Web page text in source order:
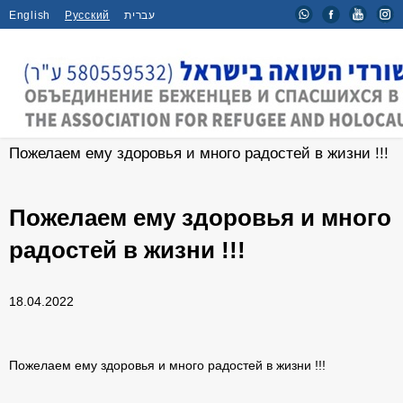
English Русский עברית
Главная / Мероприятия /
Пожелаем ему здоровья и много радостей в жизни !!!
Пожелаем ему здоровья и много
радостей в жизни !!!
18.04.2022
Пожелаем ему здоровья и много радостей в жизни !!!